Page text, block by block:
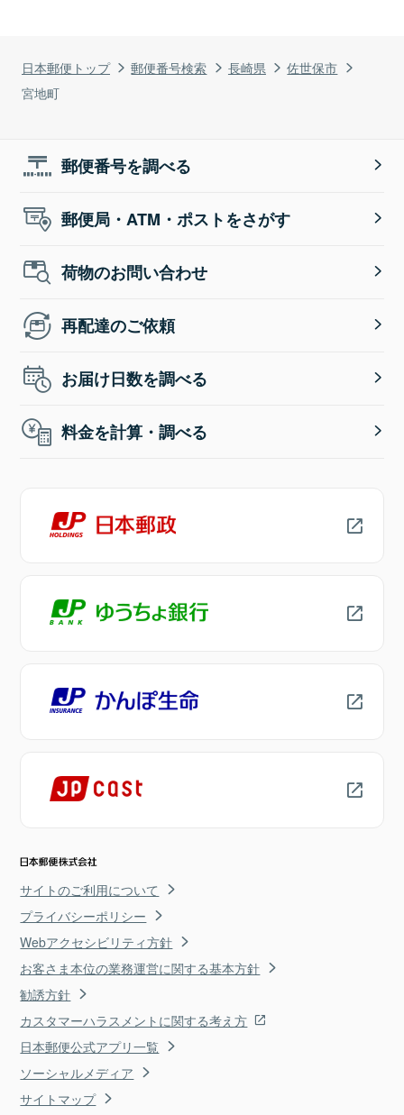
日本郵便トップ 郵便番号検索 長崎県
佐世保市
宮地町
郵便番号を調べる
郵便局・ATM・ポストをさがす
荷物のお問い合わせ
再配達のご依頼
お届け日数を調べる
料金を計算・調べる
サイトのご利用について
プライバシーポリシー
Webアクセシビリティ方針
お客さま本位の業務運営に関する基本方針
勧誘方針
カスタマーハラスメントに関する考え方
日本郵便公式アプリ一覧
ソーシャルメディア
サイトマップ